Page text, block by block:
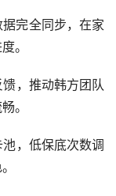
完全同步，在家
。
，推动韩方团队
。
，低保底次数调